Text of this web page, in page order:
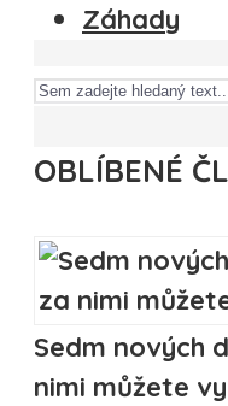
Záhady
OBLÍBENÉ
Sedm nových
nimi můžete